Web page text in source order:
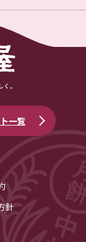
一覧
針